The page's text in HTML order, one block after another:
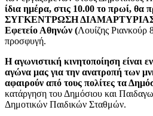
ίδια ημέρα, στις 10.00 το πρωί, θα
ΣΥΓΚΕΝΤΡΩΣΗ ΔΙΑΜΑΡΤΥΡΙΑΣ
Εφετείο Αθηνών (Λουίζης Ριανκούρ
προσφυγή.
Η αγωνιστική κινητοποίηση είναι
αγώνα μας για την ανατροπή των
αφαιρούν από τους πολίτες τα
κατάργηση του Δημόσιου και
Δημοτικών Παιδικών Σταθμών.